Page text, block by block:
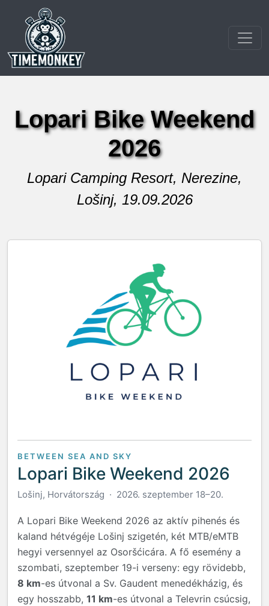
Lopari Bike Weekend
2026
Lopari Camping Resort, Nerezine,
Lošinj, 19.09.2026
BETWEEN SEA AND SKY
Lopari Bike Weekend 2026
Lošinj, Horvátország · 2026. szeptember 18–20.
A Lopari Bike Weekend 2026 az aktív pihenés és
kaland hétvégéje Lošinj szigetén, két MTB/eMTB
hegyi versennyel az Osoršćicára. A fő esemény a
szombati, szeptember 19-i verseny: egy rövidebb,
8 km-es útvonal a Sv. Gaudent menedékházig, és
egy hosszabb, 11 km-es útvonal a Televrin csúcsig,